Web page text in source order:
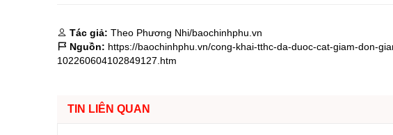
Tác giả: Theo Phương Nhi/baochinhphu.vn
Nguồn: https://baochinhphu.vn/cong-khai-tthc-da-duoc-cat-giam-don-
102260604102849127.htm
TIN LIÊN QUAN